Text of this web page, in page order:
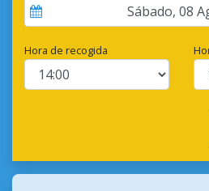
Sábado, 08
Hora de recogida